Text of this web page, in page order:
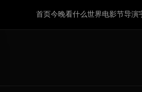
首页今晚看什么世界电影节导演